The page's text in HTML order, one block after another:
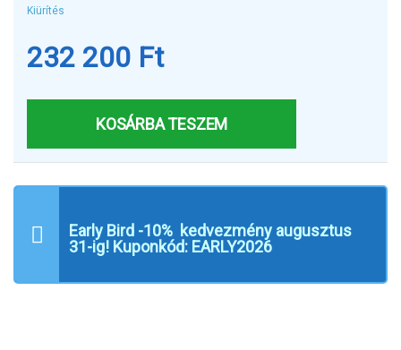
Kiürítés
232 200 Ft
KOSÁRBA TESZEM
Early Bird -10% kedvezmény augusztus
31-ig! Kuponkód: EARLY2026